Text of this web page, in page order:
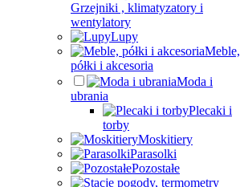
Grzejniki , klimatyzatory i
wentylatory
Lupy
Meble,
półki i akcesoria
Moda i
ubrania
Plecaki i
torby
Moskitiery
Parasolki
Pozostałe